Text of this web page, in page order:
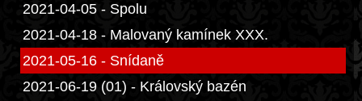
2021-04-05 - Spolu
2021-04-18 - Malovaný kamínek XXX.
2021-05-16 - Snídaně
2021-06-19 (01) - Královský bazén